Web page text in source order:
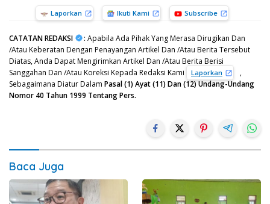
Laporkan Ikuti Kami Subscribe
CATATAN REDAKSI : Apabila Ada Pihak Yang Merasa Dirugikan Dan
/Atau Keberatan Dengan Penayangan Artikel Dan /Atau Berita Tersebut
Diatas, Anda Dapat Mengirimkan Artikel Dan /Atau Berita Berisi
Sanggahan Dan /Atau Koreksi Kepada Redaksi Kami
Laporkan
,
Sebagaimana Diatur Dalam Pasal (1) Ayat (11) Dan (12) Undang-Undang
Nomor 40 Tahun 1999 Tentang Pers.
Baca Juga